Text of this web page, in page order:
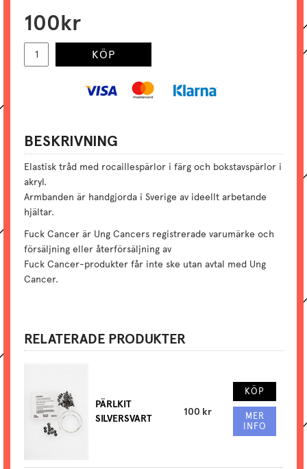
100kr
KÖP
BESKRIVNING
Elastisk tråd med rocaillespärlor i färg och bokstavspärlor i
akryl.
Armbanden är handgjorda i Sverige av ideellt arbetande
hjältar.
Fuck Cancer är Ung Cancers registrerade varumärke och
försäljning eller återförsäljning av
Fuck Cancer-produkter får inte ske utan avtal med Ung
Cancer.
RELATERADE PRODUKTER
PÄRLKIT
SILVERSVART
100 kr
KÖP
MER
INFO